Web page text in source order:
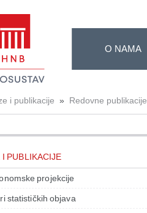
O NAMA
i publikacije » Redovne publikacije
PUBLIKACIJE
projekcije
statističkih objava